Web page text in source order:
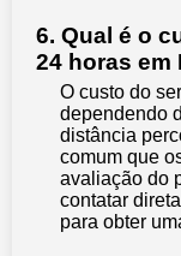
6. Qual é o
24 horas em
O custo do
dependendo
distância
comum que
avaliação do
contatar
para obter